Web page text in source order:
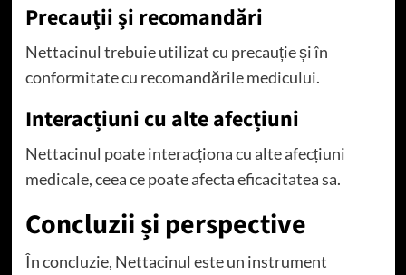
Precauții și recomandări
Nettacinul trebuie utilizat cu precauție și în
conformitate cu recomandările medicului.
Interacțiuni cu alte afecțiuni
Nettacinul poate interacționa cu alte afecțiuni
medicale, ceea ce poate afecta eficacitatea sa.
Concluzii și perspective
În concluzie, Nettacinul este un instrument